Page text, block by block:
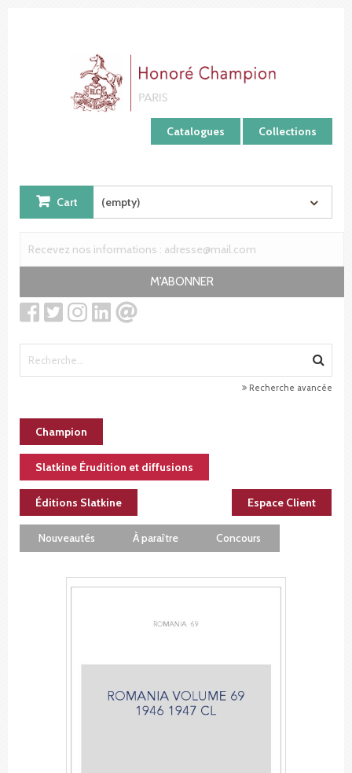
Catalogues Collections
Cart (empty)
M'ABONNER
Recherche avancée
Champion
Slatkine Érudition et diffusions
Éditions Slatkine Espace Client
Nouveautés À paraître Concours